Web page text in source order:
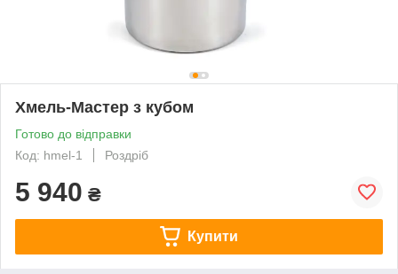
Хмель-Мастер з кубом
Готово до відправки
Код: hmel-1
Роздріб
5 940 ₴
Купити